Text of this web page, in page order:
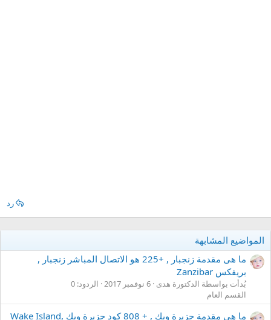
رد
المواضيع المشابهة
ما هى مقدمة زنجبار , +225 هو الاتصال المباشر زنجبار ,
بريفكس Zanzibar
بُدأت بواسطة الدكتورة هدى 6 نوفمبر 2017
الردود: 0
القسم العام
ما هى مقدمة جزيرة ويك , + 808 كود جزيرة ويك ,Wake Island